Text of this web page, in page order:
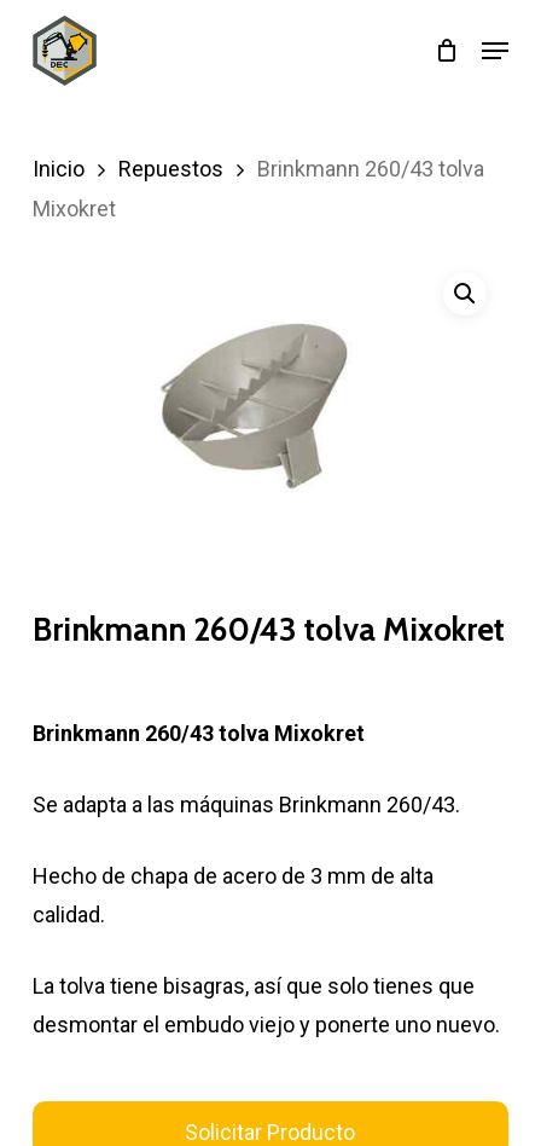
Menu
Inicio Repuestos
Brinkmann 260/43 tolva
Mixokret
Brinkmann 260/43 tolva Mixokret
Brinkmann 260/43 tolva Mixokret
Se adapta a las máquinas Brinkmann 260/43.
Hecho de chapa de acero de 3 mm de alta
calidad.
La tolva tiene bisagras, así que solo tienes que
desmontar el embudo viejo y ponerte uno nuevo.
Solicitar Producto